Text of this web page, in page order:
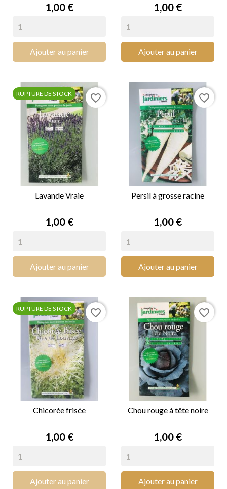
Prix
1,00 €
Ajouter au panier
Prix
1,00 €
Ajouter au panier
Lavande Vraie
Prix
1,00 €
Ajouter au panier
RUPTURE DE STOCK favorite_border
Persil à grosse racine
Prix
1,00 €
Ajouter au panier
favorite_border
Chicorée frisée
Prix
1,00 €
Ajouter au panier
RUPTURE DE STOCK favorite_border
Chou rouge à tête noire
Prix
1,00 €
Ajouter au panier
favorite_border